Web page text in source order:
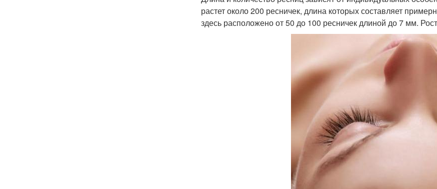
растет около 200 ресничек, длина которых составляет
здесь расположено от 50 до 100 ресничек длиной до 7 мм.